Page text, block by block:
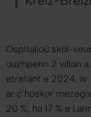
Ospitalioù skol-
ouzhpenn 2 vilion
etretant e 2024, ar
ar c’hoskor
20 %, ha 17 % e